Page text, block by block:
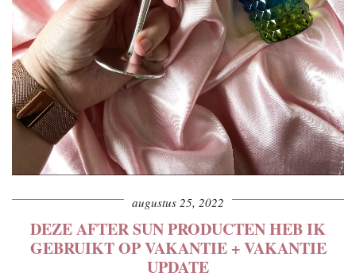
augustus 25, 2022
DEZE AFTER SUN PRODUCTEN HEB IK
GEBRUIKT OP VAKANTIE + VAKANTIE
UPDATE